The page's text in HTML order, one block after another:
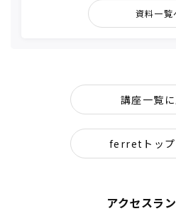
資料一覧
講座一覧
ferretトップ
アクセスラ